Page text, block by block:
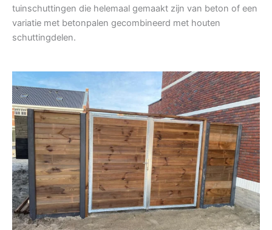
tuinschuttingen die helemaal gemaakt zijn van beton of een
variatie met betonpalen gecombineerd met houten
schuttingdelen.